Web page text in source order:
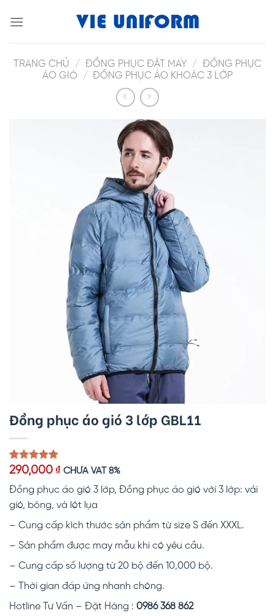
TRANG CHỦ / ĐỒNG PHỤC ĐẶT MAY / ĐỒNG PHỤC
ÁO GIÓ
/ ĐỒNG PHỤC ÁO KHOÁC 3 LỚP
Đồng phục áo gió 3 lớp GBL11
5.00trên 5
dựa trên
1
đánh giá
290,000 ₫ CHƯA VAT 8%
Đồng phục áo gió 3 lớp, Đồng phục áo gió với 3 lớp: vải
gió, bông, và lót lụa
– Cung cấp kích thước sản phẩm từ size S đến XXXL.
– Sản phẩm được may mẫu khi có yêu cầu.
– Cung cấp số lượng từ 20 bộ đến 10,000 bộ.
– Thời gian đáp ứng nhanh chóng.
Hotline Tư Vấn – Đặt Hàng : 0986 368 862